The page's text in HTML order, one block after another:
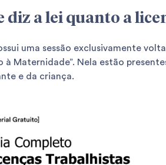
diz a lei quanto a
uma sessão exclusivamente
à Maternidade”. Nela estão
e da criança.